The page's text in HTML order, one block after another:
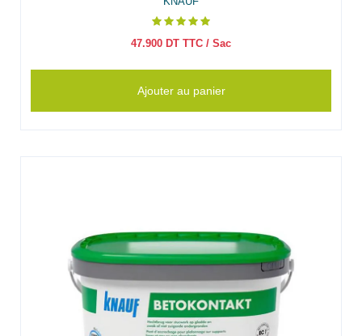
47.900 DT TTC / Sac
Ajouter au panier